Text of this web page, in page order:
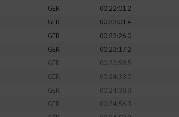
GER
00:22:01.2
GER
00:22:01.4
GER
00:22:26.0
GER
00:23:17.2
GER
00:23:58.5
GER
00:24:33.0
GER
00:24:38.8
GER
00:24:56.3